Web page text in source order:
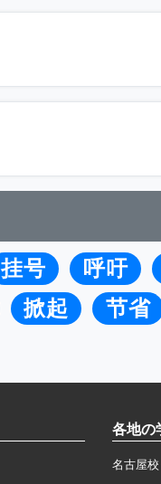
挂号 呼吁
掀起 节省
各地の
名古屋校